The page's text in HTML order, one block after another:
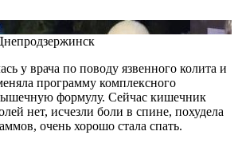
у врача по поводу язвенного колита и
программу комплексного
формулу. Сейчас кишечник
нет, исчезли боли в спине, похудела
очень хорошо стала спать.